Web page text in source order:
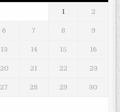
1 2
6 7 8 9
13 14 15 16
20 21 22 23
27 28 29 30